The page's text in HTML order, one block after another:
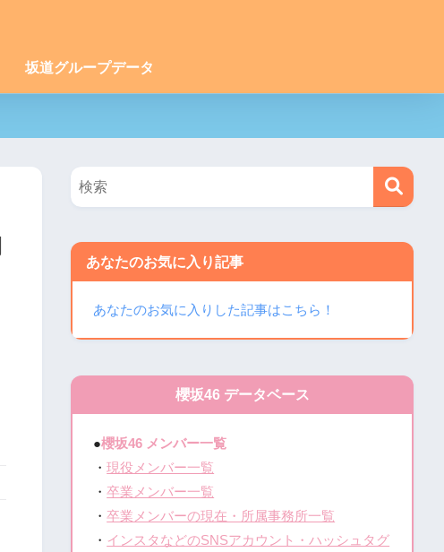
坂道グループデータ
あなたのお気に入り記事
あなたのお気に入りした記事はこちら！
櫻坂46 データベース
●櫻坂46 メンバー一覧
・現役メンバー一覧
・卒業メンバー一覧
・卒業メンバーの現在・所属事務所一覧
・ インスタなどのSNSアカウント・ハッシュタグ